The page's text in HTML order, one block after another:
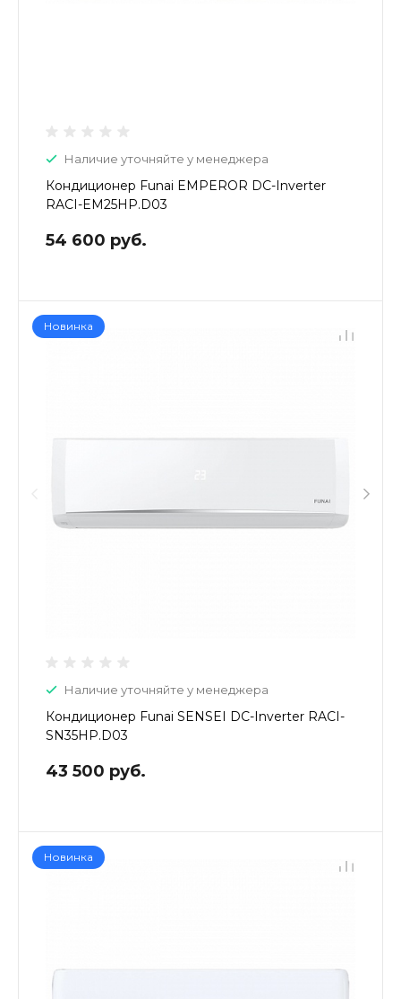
Наличие уточняйте у менеджера
Кондиционер Funai EMPEROR DC-Inverter
RACI-EM25HP.D03
54 600 руб.
Новинка
Наличие уточняйте у менеджера
Кондиционер Funai SENSEI DC-Inverter RACI-
SN35HP.D03
43 500 руб.
Новинка